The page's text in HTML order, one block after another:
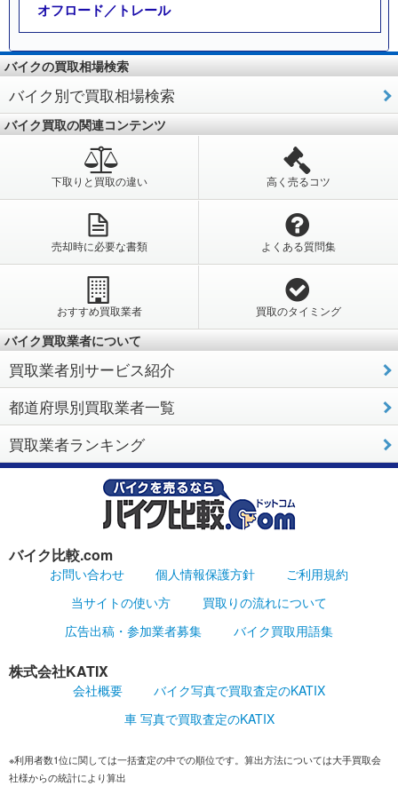
オフロード／トレール
バイクの買取相場検索
バイク別で買取相場検索
バイク買取の関連コンテンツ
下取りと買取の違い 高く売るコツ
売却時に必要な書類 よくある質問集
おすすめ買取業者 買取のタイミング
バイク買取業者について
買取業者別サービス紹介
都道府県別買取業者一覧
買取業者ランキング
バイク比較.com
お問い合わせ 個人情報保護方針
ご利用規約
当サイトの使い方
買取りの流れについて
広告出稿・参加業者募集
バイク買取用語集
株式会社KATIX
会社概要
バイク写真で買取査定のKATIX
車 写真で買取査定のKATIX
※利用者数1位に関しては一括査定の中での順位です。算出方法については大手買取会
社様からの統計により算出